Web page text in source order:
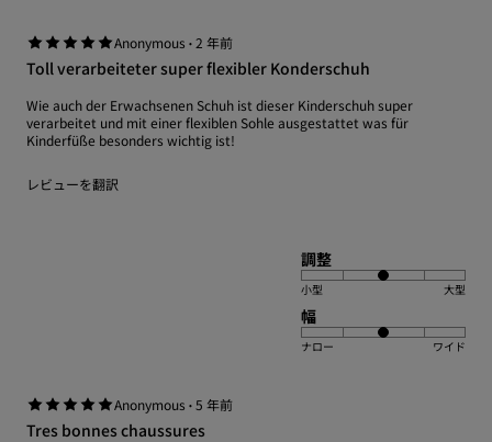
Anonymous ·2 年前
Toll verarbeiteter super flexibler Konderschuh
Wie auch der Erwachsenen Schuh ist dieser Kinderschuh super
verarbeitet und mit einer flexiblen Sohle ausgestattet was für
Kinderfüße besonders wichtig ist!
レビューを翻訳
調整
小型 大型
幅
ナロー ワイド
Anonymous ·5 年前
Tres bonnes chaussures